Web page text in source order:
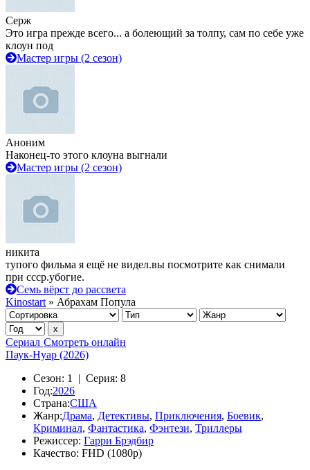
Серж
Это игра прежде всего... а болеющий за толпу, сам по себе уже
клоун под
Мастер игры (2 сезон)
Аноним
Наконец-то этого клоуна выгнали
Мастер игры (2 сезон)
никита
тупого фильма я ещё не видел.вы посмотрите как снимали
при ссср.убогие.
Семь вёрст до рассвета
Kinostart » Абрахам Попула
Сериал Смотреть онлайн
Паук-Нуар (2026)
Сезон: 1 | Серия: 8
Год:2026
Страна:США
Жанр:Драма, Детективы, Приключения, Боевик,
Криминал, Фантастика, Фэнтези, Триллеры
Режиссер: Гарри Брэдбир
Качество: FHD (1080p)